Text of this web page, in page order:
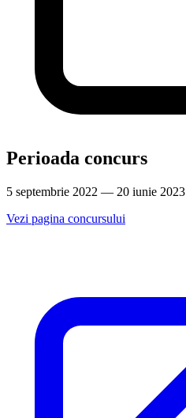
Perioada concurs
5 septembrie 2022 — 20 iunie 2023
Vezi pagina concursului